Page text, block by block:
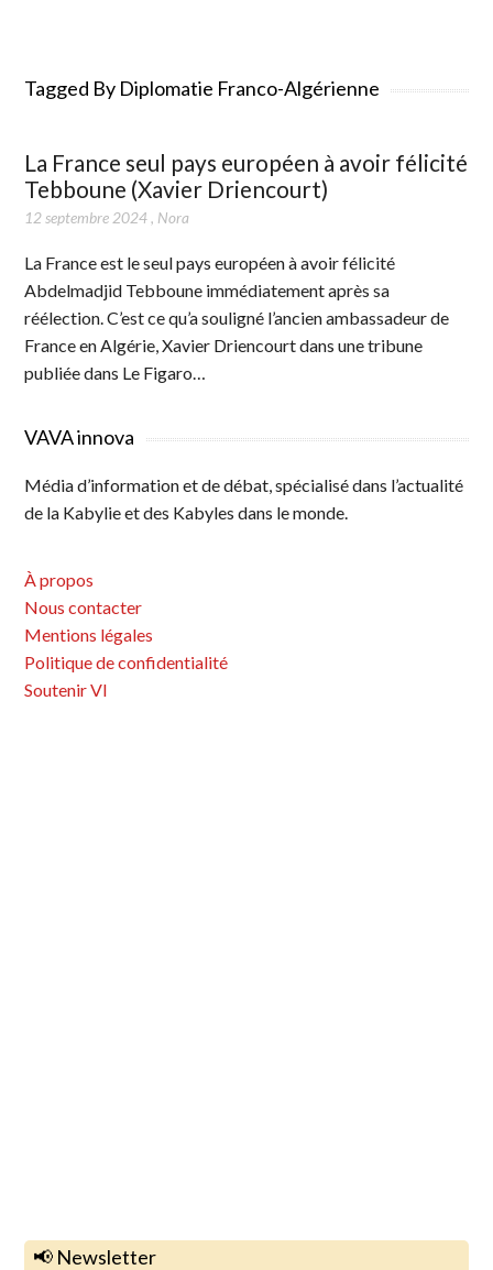
Tagged By Diplomatie Franco-Algérienne
La France seul pays européen à avoir félicité
Tebboune (Xavier Driencourt)
12 septembre 2024, Nora
La France est le seul pays européen à avoir félicité
Abdelmadjid Tebboune immédiatement après sa
réélection. C’est ce qu’a souligné l’ancien ambassadeur de
France en Algérie, Xavier Driencourt dans une tribune
publiée dans Le Figaro…
VAVA innova
Média d’information et de débat, spécialisé dans l’actualité
de la Kabylie et des Kabyles dans le monde.
À propos
Nous contacter
Mentions légales
Politique de confidentialité
Soutenir VI
📢 Newsletter